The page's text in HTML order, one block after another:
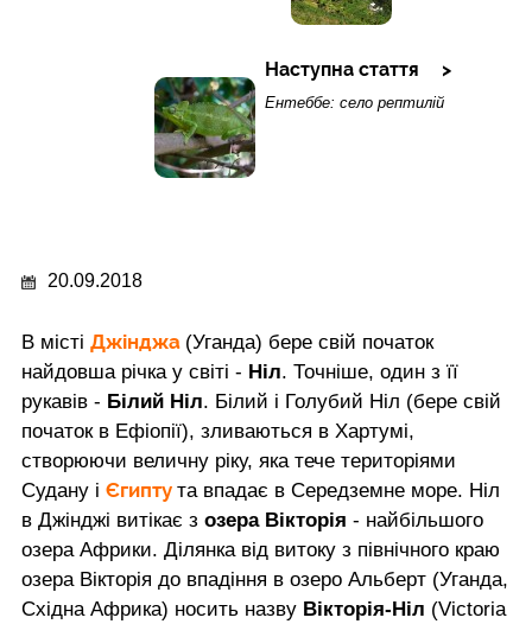
Наступна стаття
Ентеббе: село рептилій
20.09.2018
В місті Джінджа (Уганда) бере свій початок
найдовша річка у світі - Ніл. Точніше, один з її
рукавів - Білий Ніл. Білий і Голубий Ніл (бере свій
початок в Ефіопії), зливаються в Хартумі,
створюючи величну ріку, яка тече територіями
Судану і Єгипту та впадає в Середземне море. Ніл
в Джінджі витікає з озера Вікторія - найбільшого
озера Африки. Ділянка від витоку з північного краю
озера Вікторія до впадіння в озеро Альберт (Уганда,
Східна Африка) носить назву Вікторія-Ніл (Victoria